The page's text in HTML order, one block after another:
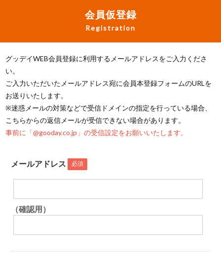
会員仮登録
Registration
グッデイWEB会員登録に利用するメールアドレスをご入力くださ
い。
ご入力いただいたメールアドレス宛に会員本登録フォームのURLを
お送りいたします。
※迷惑メールの対策などで受信ドメインの指定を行っている場合、
こちらからの返信メールが受信できない場合があります。
事前に「@gooday.co.jp」の受信設定をお願いいたします。
メールアドレス 必須
（確認用）